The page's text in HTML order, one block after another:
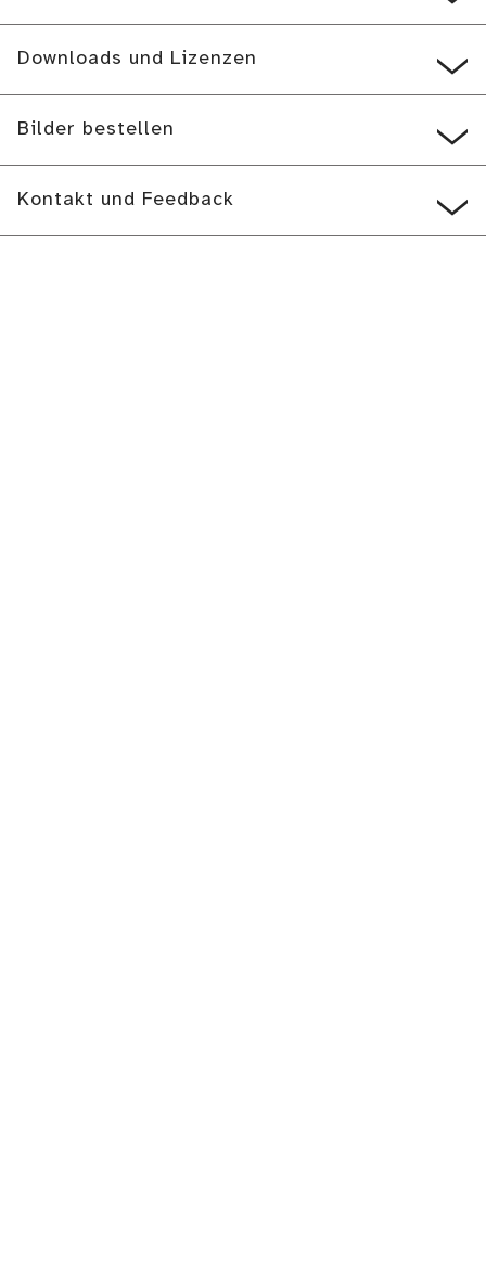
Downloads und Lizenzen
Bilder bestellen
Kontakt und Feedback